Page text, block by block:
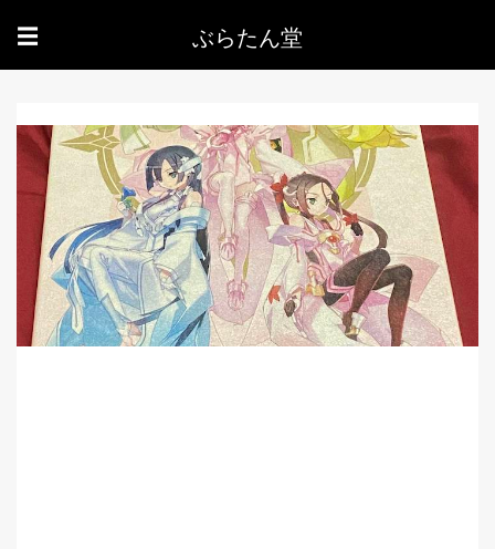
☰ ぶらたん堂